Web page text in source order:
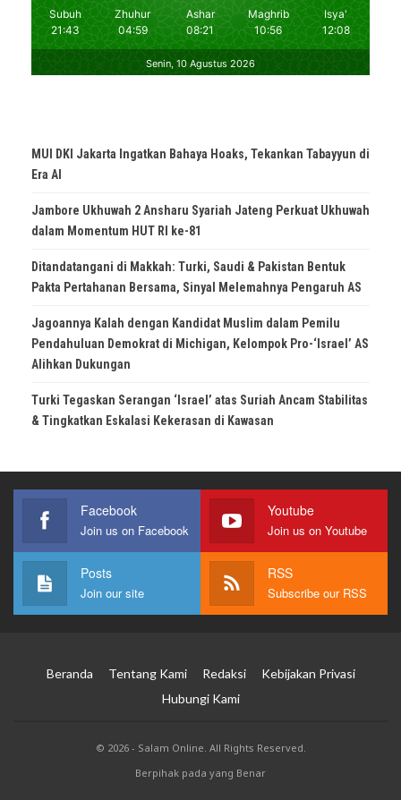
MUI DKI Jakarta Ingatkan Bahaya Hoaks, Tekankan Tabayyun di
Era AI
Jambore Ukhuwah 2 Ansharu Syariah Jateng Perkuat Ukhuwah
dalam Momentum HUT RI ke-81
Ditandatangani di Makkah: Turki, Saudi & Pakistan Bentuk
Pakta Pertahanan Bersama, Sinyal Melemahnya Pengaruh AS
Jagoannya Kalah dengan Kandidat Muslim dalam Pemilu
Pendahuluan Demokrat di Michigan, Kelompok Pro-‘Israel’ AS
Alihkan Dukungan
Turki Tegaskan Serangan ‘Israel’ atas Suriah Ancam Stabilitas
& Tingkatkan Eskalasi Kekerasan di Kawasan
Facebook
Join us on Facebook
Youtube
Join us on Youtube
Posts
Join our site
RSS
Subscribe our RSS
Beranda Tentang Kami Redaksi
Kebijakan Privasi
Hubungi Kami
© 2026 - Salam Online. All Rights Reserved.
Berpihak pada yang Benar